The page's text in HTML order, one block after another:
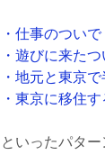
・仕事のつい
・遊びに来た
・地元と東京
・東京に移住
といったパタ